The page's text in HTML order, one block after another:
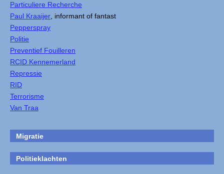
Particuliere Recherche
Paul Kraaijer , informant of fantast
Pepperspray
Politie
Preventief Fouilleren
RCID Kennemerland
Repressie
RID
Terrorisme
Van Traa
Migratie
Politieklachten